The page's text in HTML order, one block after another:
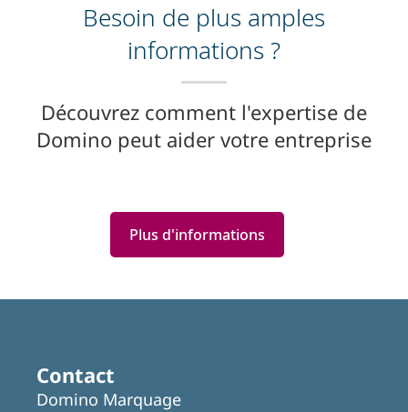
Besoin de plus amples
informations ?
Découvrez comment l'expertise de
Domino peut aider votre entreprise
Plus d'informations
Featured
Contact
Domino Marquage